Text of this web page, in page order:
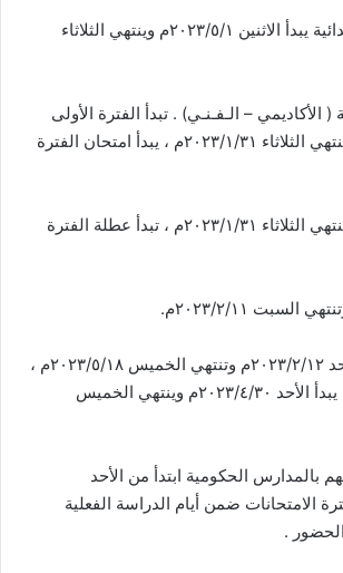
امتحان الشهادة الابتدائية يبدأ الاثنين ٢٠٢٣/٥/١م وينتهي الثلاثاء
( الأكاديمي – الـفـنـي) . تبدأ الفترة الأولى
الأحد ٢٠٢٢/١٠/٢م وتنتهي الثلاثاء ۲۰۲۳/۱/۳۱م ، يبدأ امتحان الفترة
الأحد ٢٠٢٣/١/١٥م وينتهي الثلاثاء ۲۰۲۳/۱/۳۱م ، تبدأ عطلة الفترة
تبدأ الفترة الثانية الأحد ٢٠٢٣/٢/١٢م وتنتهي الخميس ٢٠٢٣/٥/١٨م ،
امتحان الفترة الثانية يبدأ الأحد ٢٠٢٣/٤/٣٠م وينتهي الخميس
بالمدارس الحكومية ابتدأ من الأحد
فترة الامتحانات ضمن أيام الدراسة الفعلية
.